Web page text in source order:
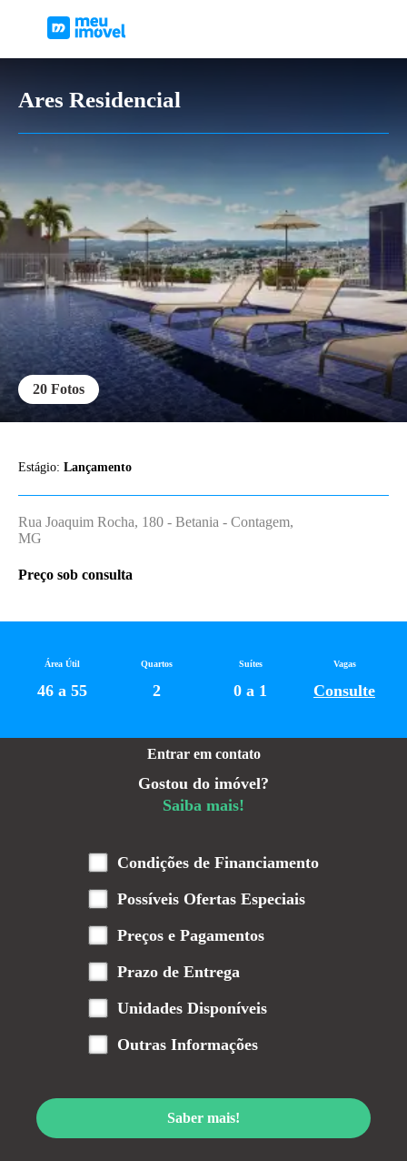
Ares Residencial
20 Fotos
Entrar em contato
Gostou do imóvel?
Saiba mais!
Condições de Financiamento
Possíveis Ofertas Especiais
Preços e Pagamentos
Prazo de Entrega
Unidades Disponíveis
Outras Informações
Saber mais!
Área Útil
46 a 55
Quartos
2
Suítes
0 a 1
Vagas
Consulte
Estágio: Lançamento
Rua Joaquim Rocha, 180 - Betania - Contagem,
MG
Preço sob consulta